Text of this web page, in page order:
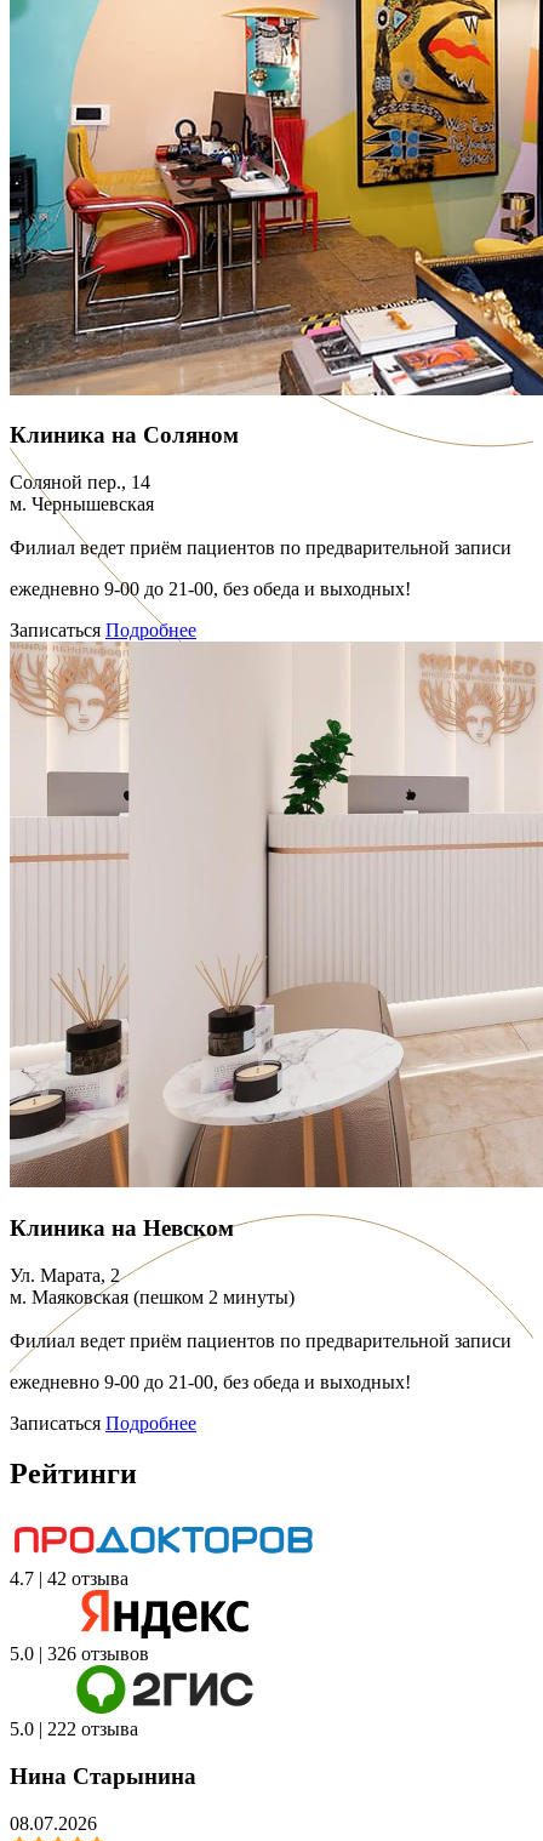
Клиника на Соляном
Соляной пер., 14
м. Чернышевская
Филиал ведет приём пациентов по предварительной записи
ежедневно 9-00 до 21-00, без обеда и выходных!
Записаться Подробнее
Клиника на Невском
Ул. Марата, 2
м. Маяковская (пешком 2 минуты)
Филиал ведет приём пациентов по предварительной записи
ежедневно 9-00 до 21-00, без обеда и выходных!
Записаться Подробнее
Рейтинги
4.7 | 42 отзыва
5.0 | 326 отзывов
5.0 | 222 отзыва
Нина Старынина
08.07.2026